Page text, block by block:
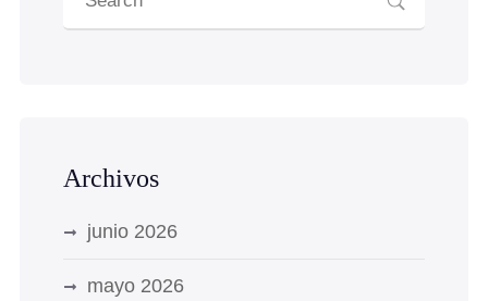
Archivos
junio 2026
mayo 2026